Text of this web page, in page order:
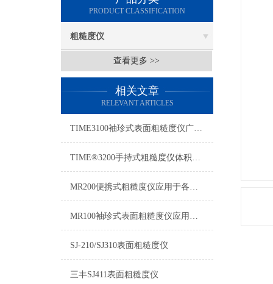
PRODUCT CLASSIFICATION
粗糙度仪
查看更多 >>
相关文章
RELEVANT ARTICLES
TIME3100袖珍式表面粗糙度仪广泛应用于各种金属表面的检测
TIME®3200手持式粗糙度仪体积小巧，方便携带，适用于现场测量
MR200便携式粗糙度仪应用于各种精密金属加工制造工艺环节的质量控制
MR100袖珍式表面粗糙度仪应用于各种金属与非金属加工表面的检测
SJ-210/SJ310表面粗糙度仪
三丰SJ411表面粗糙度仪